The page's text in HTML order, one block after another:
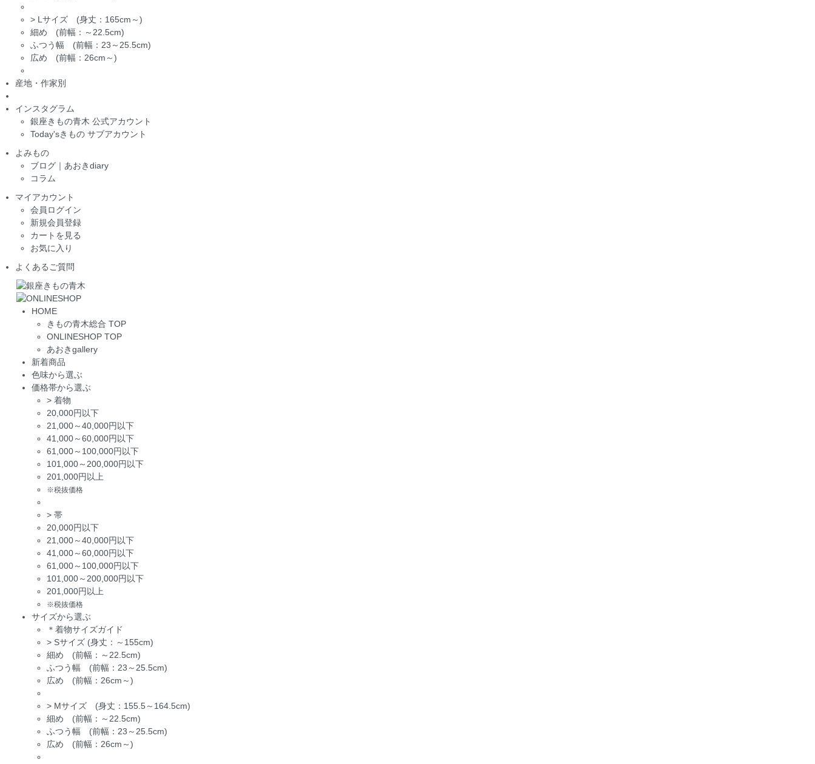
> Lサイズ (身丈：165cm～)
細め (前幅：～22.5cm)
ふつう幅 (前幅：23～25.5cm)
広め (前幅：26cm～)
産地・作家別
インスタグラム
銀座きもの青木 公式アカウント
Today'sきもの サブアカウント
よみもの
ブログ｜あおきdiary
コラム
マイアカウント
会員ログイン
新規会員登録
カートを見る
お気に入り
よくあるご質問
HOME
きもの青木総合 TOP
ONLINESHOP TOP
あおきgallery
新着商品
色味から選ぶ
価格帯から選ぶ
> 着物
20,000円以下
21,000～40,000円以下
41,000～60,000円以下
61,000～100,000円以下
101,000～200,000円以下
201,000円以上
※税抜価格
> 帯
20,000円以下
21,000～40,000円以下
41,000～60,000円以下
61,000～100,000円以下
101,000～200,000円以下
201,000円以上
※税抜価格
サイズから選ぶ
＊着物サイズガイド
> Sサイズ (身丈：～155cm)
細め (前幅：～22.5cm)
ふつう幅 (前幅：23～25.5cm)
広め (前幅：26cm～)
> Mサイズ (身丈：155.5～164.5cm)
細め (前幅：～22.5cm)
ふつう幅 (前幅：23～25.5cm)
広め (前幅：26cm～)